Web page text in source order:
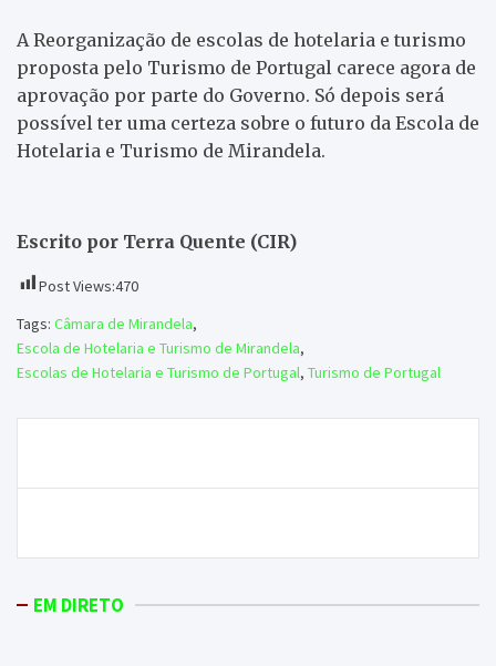
A Reorganização de escolas de hotelaria e turismo
proposta pelo Turismo de Portugal carece agora de
aprovação por parte do Governo. Só depois será
possível ter uma certeza sobre o futuro da Escola de
Hotelaria e Turismo de Mirandela.
Escrito por Terra Quente (CIR)
Post Views:470
Tags: Câmara de Mirandela,
Escola de Hotelaria e Turismo de Mirandela,
Escolas de Hotelaria e Turismo de Portugal, Turismo de Portugal
EM DIRETO